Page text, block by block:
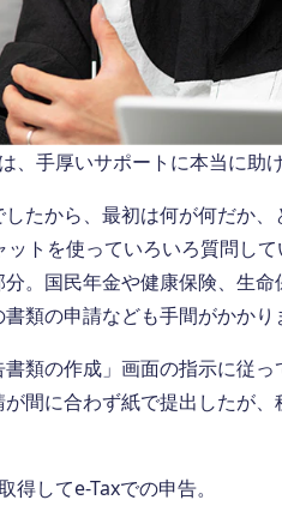
、手厚いサポートに本当に助
したから、最初は何が何だか
トを使っていろいろ質問し
。国民年金や健康保険、生
類の申請なども手間がかかり
類の作成」画面の指示に従
間に合わず紙で提出したが
してe-Taxでの申告。